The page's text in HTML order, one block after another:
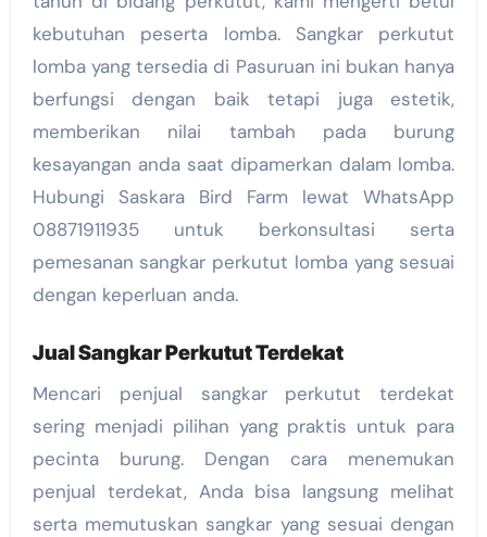
kebutuhan peserta lomba. Sangkar perkutut
lomba yang tersedia di Pasuruan ini bukan hanya
berfungsi dengan baik tetapi juga estetik,
memberikan nilai tambah pada burung
kesayangan anda saat dipamerkan dalam lomba.
Hubungi Saskara Bird Farm lewat WhatsApp
08871911935 untuk berkonsultasi serta
pemesanan sangkar perkutut lomba yang sesuai
dengan keperluan anda.
Jual Sangkar Perkutut Terdekat
Mencari penjual sangkar perkutut terdekat
sering menjadi pilihan yang praktis untuk para
pecinta burung. Dengan cara menemukan
penjual terdekat, Anda bisa langsung melihat
serta memutuskan sangkar yang sesuai dengan